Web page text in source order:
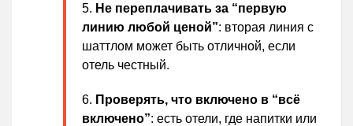
Не переплачивать за “первую
линию любой ценой”: вторая линия с
шаттлом может быть отличной, если
отель честный.
Проверять, что включено в “всё
включено”: есть отели, где напитки или